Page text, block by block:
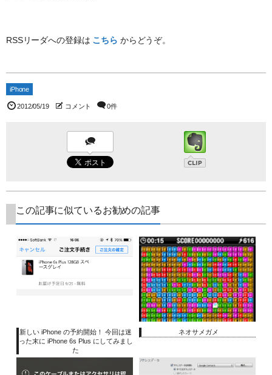
RSSリーダへの登録は こちら からどうぞ。
iPhone
2012/05/19 コメント 0件
この記事に似ているお勧めの記事
新しい iPhone の予約開始！ 今回は迷
った末に iPhone 6s Plus にしてみまし
た
ネオサメガメ